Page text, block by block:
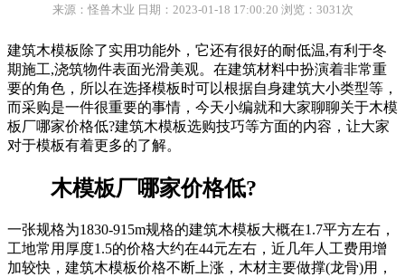
来源：怪兽木业 日期：2023-01-18 17:00:20 浏览：3031次
建筑木模板除了实用功能外，它还有很好的耐低温,有利于冬
期施工,浇筑物件表面光滑美观。在建筑材料中扮演着非常重
要的角色，所以在选择模板时可以根据自身建筑大小类型等，
而采购是一件很重要的事情，今天小编就和大家聊聊关于木模
板厂哪家价格低?建筑木模板选购技巧等方面的内容，让大家
对于模板有着更多的了解。
木模板厂哪家价格低?
一张规格为1830-915m规格的建筑木模板大概在1.7平方左右，
工地常用厚度1.5的价格大约在44元左右，近几年人工费用增
加较快，建筑木模板价格不断上涨，木材主要做撑(龙骨)用，